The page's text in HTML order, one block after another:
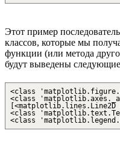
Этот пример
классов, которые мы
функции (или метода
будут выведены
<class
<class
[<matplotlib.lines.Line2D
<class
<class